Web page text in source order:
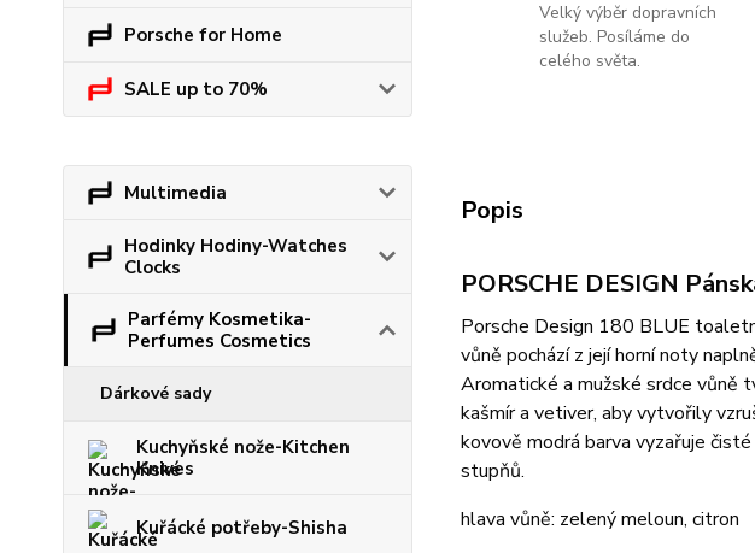
Porsche for Home
SALE up to 70%
Multimedia
Hodinky Hodiny-Watches
Clocks
Parfémy Kosmetika-
Perfumes Cosmetics
Dárkové sady
Kuchyňské nože-Kitchen
Knives
Kuřácké potřeby-Shisha
Velký výběr dopravních
služeb. Posíláme do
celého světa.
Popis
PORSCHE DESIGN
Porsche Design 180 BLUE
vůně pochází z její horní noty
Aromatické a mužské srdce vůně
kašmír a vetiver, aby vytvořily
kovově modrá barva vyzařuje
stupňů.
hlava vůně: zelený meloun, citron